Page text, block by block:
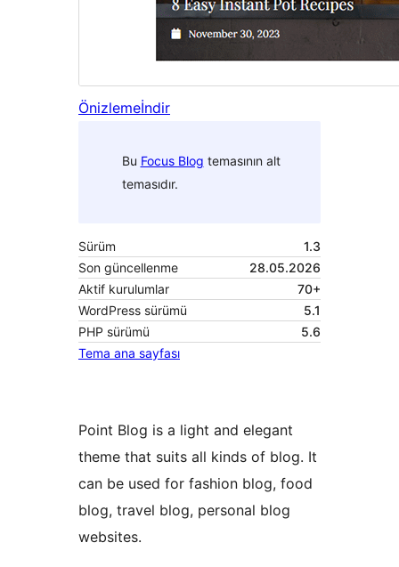
Önizlemeİndir
Bu Focus Blog temasının alt
temasıdır.
Sürüm
1.3
Son güncellenme
28.05.2026
Aktif kurulumlar
70+
WordPress sürümü
5.1
PHP sürümü
5.6
Tema ana sayfası
Point Blog is a light and elegant
theme that suits all kinds of blog. It
can be used for fashion blog, food
blog, travel blog, personal blog
websites.